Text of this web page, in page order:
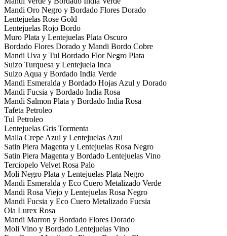
Mandi Oro Negro y Bordado Flores Dorado
Lentejuelas Rose Gold
Lentejuelas Rojo Bordo
Muro Plata y Lentejuelas Plata Oscuro
Bordado Flores Dorado y Mandi Bordo Cobre
Mandi Uva y Tul Bordado Flor Negro Plata
Suizo Turquesa y Lentejuela Inca
Suizo Aqua y Bordado India Verde
Mandi Esmeralda y Bordado Hojas Azul y Dorado
Mandi Fucsia y Bordado India Rosa
Mandi Salmon Plata y Bordado India Rosa
Tafeta Petroleo
Tul Petroleo
Lentejuelas Gris Tormenta
Malla Crepe Azul y Lentejuelas Azul
Satin Piera Magenta y Lentejuelas Rosa Negro
Satin Piera Magenta y Bordado Lentejuelas Vino
Terciopelo Velvet Rosa Palo
Moli Negro Plata y Lentejuelas Plata Negro
Mandi Esmeralda y Eco Cuero Metalizado Verde
Mandi Rosa Viejo y Lentejuelas Rosa Negro
Mandi Fucsia y Eco Cuero Metalizado Fucsia
Ola Lurex Rosa
Mandi Marron y Bordado Flores Dorado
Moli Vino y Bordado Lentejuelas Vino